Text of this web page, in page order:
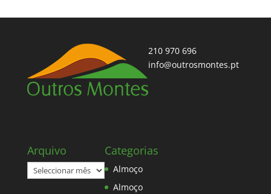
210 970 696
info@outrosmontes.pt
Arquivo
Arquivo
Categorias
Almoço
Almoço